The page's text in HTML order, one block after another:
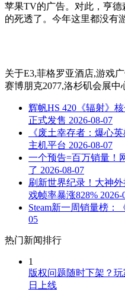
苹果TV的广告。对此，亨德
的死透了。今年这里都没有
关于E3,菲格罗亚酒店,游戏
赛博朋克2077,洛杉矶会展中
辉帆HS 420《辐射》
正式发售 2026-08-07
《废土幸存者：爆心
主机平台 2026-08-07
一个预告=百万销量！
了 2026-08-07
刷新世界纪录！大神
戏帧率暴涨828% 2026-
Steam新一周销量榜：
05
热门新闻排行
1
版权问题随时下架？
日上线